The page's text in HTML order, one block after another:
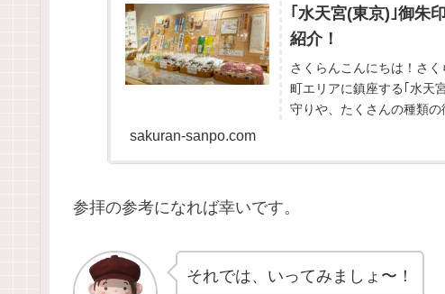
｢水天宮(東京)｣御朱
紹介！
さくらんこんにちは！さ
町エリアに鎮座する｢水天
守りや、たくさんの種類
sakuran-sanpo.com
参拝の参考になれば幸いです。
それでは、いってみましょ〜！